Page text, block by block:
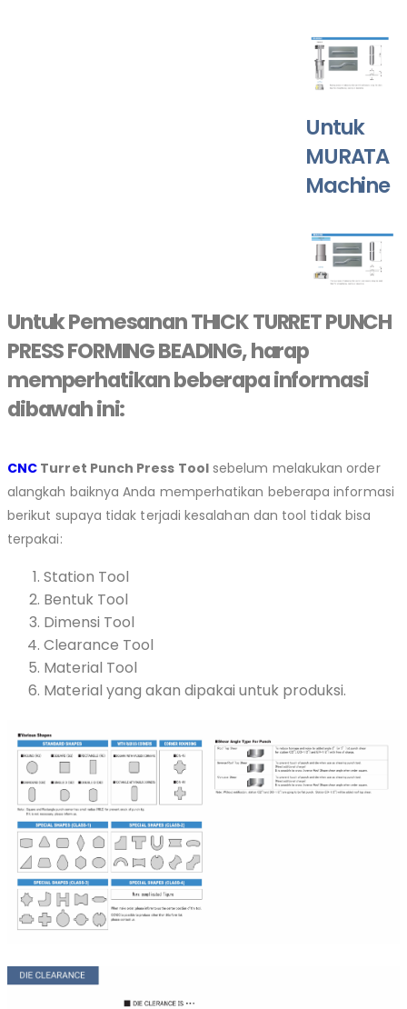
Untuk
MURATA
Machine
Untuk Pemesanan THICK TURRET PUNCH
PRESS FORMING BEADING, harap
memperhatikan beberapa informasi
dibawah ini:
CNC Turret Punch Press Toolsebelum melakukan order
alangkah baiknya Anda memperhatikan beberapa informasi
berikut supaya tidak terjadi kesalahan dan tool tidak bisa
terpakai:
Station Tool
Bentuk Tool
Dimensi Tool
Clearance Tool
Material Tool
Material yang akan dipakai untuk produksi.